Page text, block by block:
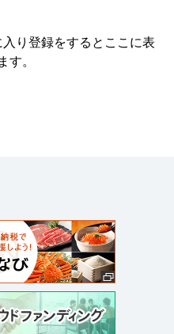
り登録をすると ここに表
す。